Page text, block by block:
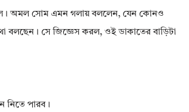
অমল সোম এমন গলায় বললেন, যেন কোনও
বলছেন। সে জিজ্ঞেস করল, ওই ডাকাতের বাড়িটা
নিতে পারব।